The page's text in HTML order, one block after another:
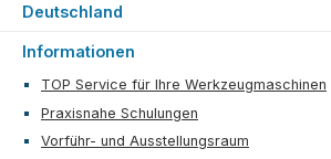
Informationen
TOP Service für Ihre Werkzeugmaschinen
Praxisnahe Schulungen
Vorführ- und Ausstellungsraum
Deutschland